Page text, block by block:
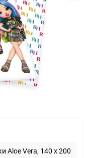
Aloe Vera, 140 x 200